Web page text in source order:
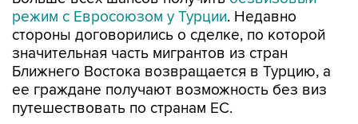
режим с Евросоюзом у Турции. Недавно
стороны договорились о сделке, по которой
значительная часть мигрантов из стран
Ближнего Востока возвращается в Турцию, а
ее граждане получают возможность без виз
путешествовать по странам ЕС.